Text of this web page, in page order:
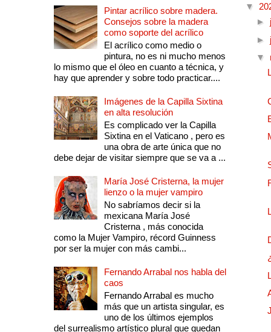
Pintar acrílico sobre madera.
Consejos sobre la madera
como soporte del acrílico
El acrílico como medio o
pintura, no es ni mucho menos
lo mismo que el óleo en cuanto a técnica, y
hay que aprender y sobre todo practicar....
Imágenes de la Capilla Sixtina
en alta resolución
Es complicado ver la Capilla
Sixtina en el Vaticano , pero es
una obra de arte única que no
debe dejar de visitar siempre que se va a ...
María José Cristerna, la mujer
lienzo o la mujer vampiro
No sabríamos decir si la
mexicana María José
Cristerna , más conocida
como la Mujer Vampiro, récord Guinness
por ser la mujer con más cambi...
Fernando Arrabal nos habla del
caos
Fernando Arrabal es mucho
más que un artista singular, es
uno de los últimos ejemplos
del surrealismo artístico plural que quedan
▼
►
►
▼